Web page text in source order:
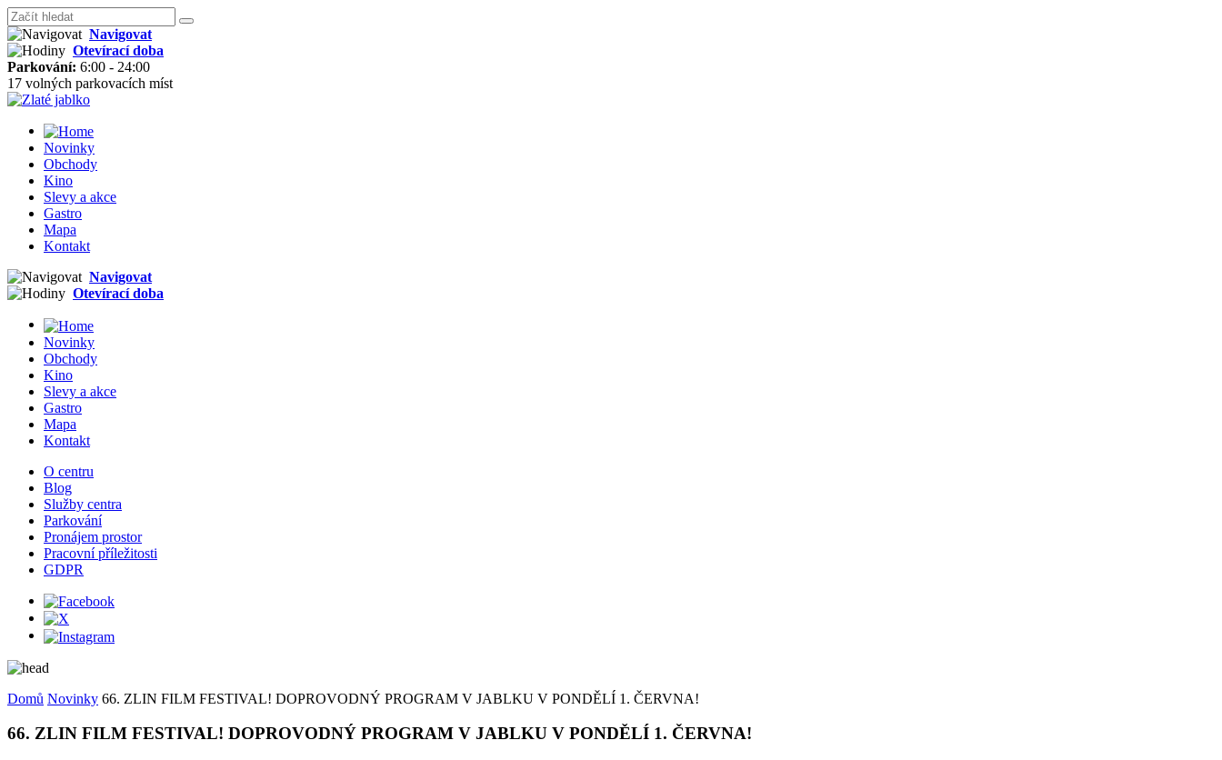
Navigovat
Otevírací doba
Parkování: 6:00 - 24:00
17 volných parkovacích míst
Novinky
Obchody
Kino
Slevy a akce
Gastro
Mapa
Kontakt
Navigovat
Otevírací doba
Novinky
Obchody
Kino
Slevy a akce
Gastro
Mapa
Kontakt
O centru
Blog
Služby centra
Parkování
Pronájem prostor
Pracovní příležitosti
GDPR
Domů Novinky 66. ZLIN FILM FESTIVAL! DOPROVODNÝ PROGRAM V JABLKU V PONDĚLÍ 1. ČERVNA!
66. ZLIN FILM FESTIVAL! DOPROVODNÝ PROGRAM V JABLKU V PONDĚLÍ 1. ČERVNA!